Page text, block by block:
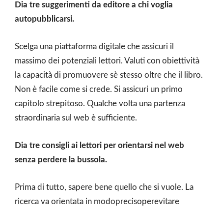
Dia tre suggerimenti da editore a chi voglia
autopubblicarsi.
Scelga una piattaforma digitale che assicuri il
massimo dei potenziali lettori. Valuti con obiettività
la capacità di promuovere sè stesso oltre che il libro.
Non è facile come si crede. Si assicuri un primo
capitolo strepitoso. Qualche volta una partenza
straordinaria sul web è sufficiente.
Dia tre consigli ai lettori per orientarsi nel web
senza perdere la bussola.
Prima di tutto, sapere bene quello che si vuole. La
ricerca va orientata in modoprecisoperevitare